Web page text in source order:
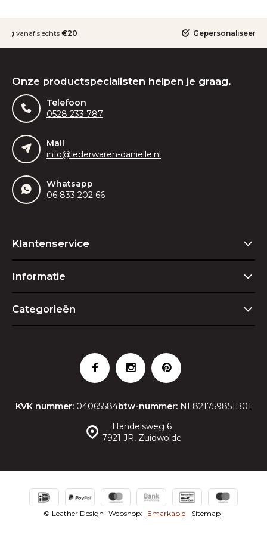
vanaf slechts €20 Gepersonaliseerde
Onze productspecialisten helpen je graag.
Telefoon
0528 233 787
Mail
info@lederwaren-danielle.nl
Whatsapp
06 833 202 66
Klantenservice
Informatie
Categorieën
Handelsweg 6
7921 JR, Zuidwolde
KVK nummer: 04065584btw-nummer: NL821759851B01
© Leather Design- Webshop: Emarkable Sitemap